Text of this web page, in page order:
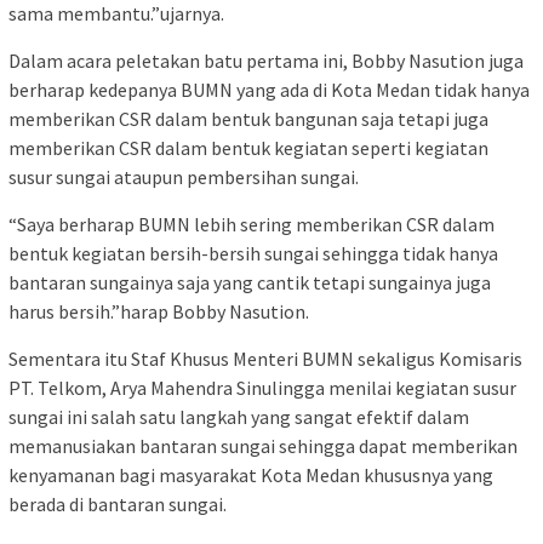
sama membantu.”ujarnya.
Dalam acara peletakan batu pertama ini, Bobby Nasution juga
berharap kedepanya BUMN yang ada di Kota Medan tidak hanya
memberikan CSR dalam bentuk bangunan saja tetapi juga
memberikan CSR dalam bentuk kegiatan seperti kegiatan
susur sungai ataupun pembersihan sungai.
“Saya berharap BUMN lebih sering memberikan CSR dalam
bentuk kegiatan bersih-bersih sungai sehingga tidak hanya
bantaran sungainya saja yang cantik tetapi sungainya juga
harus bersih.”harap Bobby Nasution.
Sementara itu Staf Khusus Menteri BUMN sekaligus Komisaris
PT. Telkom, Arya Mahendra Sinulingga menilai kegiatan susur
sungai ini salah satu langkah yang sangat efektif dalam
memanusiakan bantaran sungai sehingga dapat memberikan
kenyamanan bagi masyarakat Kota Medan khususnya yang
berada di bantaran sungai.